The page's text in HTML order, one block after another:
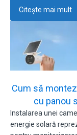
Citește mai mult
Cum să
cu panou
Instalarea unei
energie solară